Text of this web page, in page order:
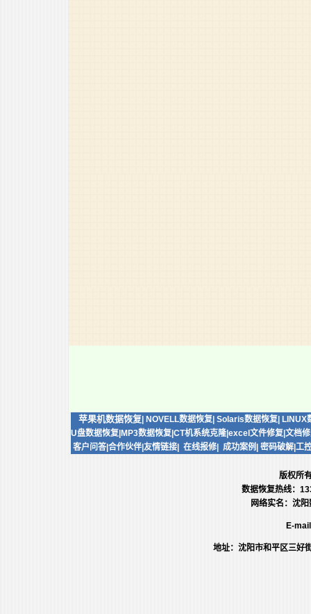
苹果机数据恢复 NOVELL数据恢复| Solaris数据恢复| LINUX
U盘数据恢复| MP3数据恢复| CT机系统克隆|excel文件修复| 文档
客户问答| 合作伙伴| 友情链接| 在线报修| 成功案例 密码破解| 工
版权所
数据恢复热线：
网络实名：沈
E-
地址：沈阳市和平区三